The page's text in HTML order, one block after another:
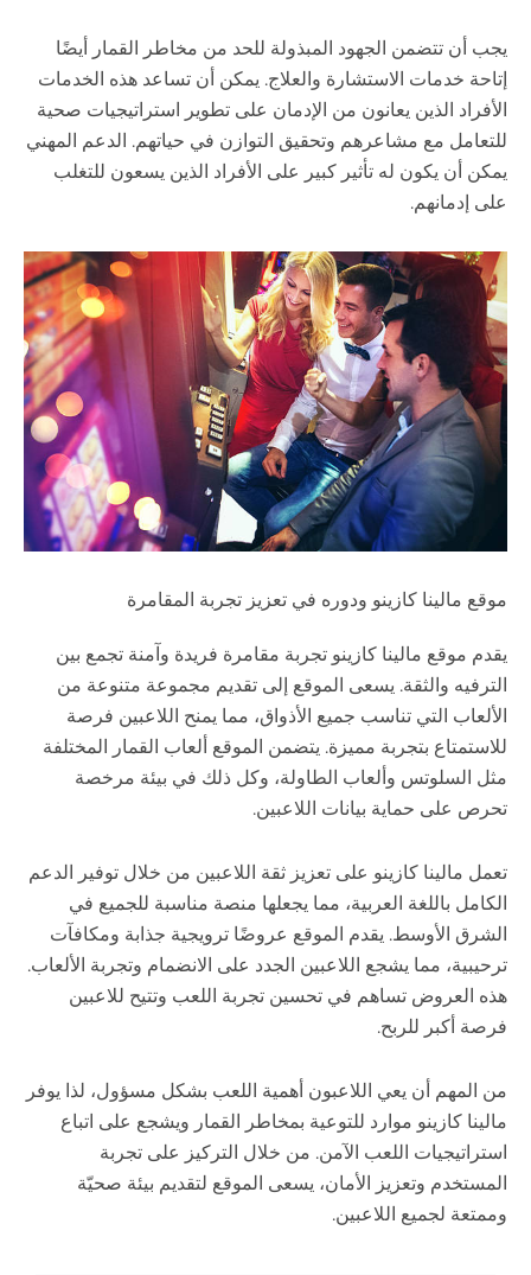
يجب أن تتضمن الجهود المبذولة للحد من مخاطر القمار أيضًا
إتاحة خدمات الاستشارة والعلاج. يمكن أن تساعد هذه الخدمات
الأفراد الذين يعانون من الإدمان على تطوير استراتيجيات صحية
للتعامل مع مشاعرهم وتحقيق التوازن في حياتهم. الدعم المهني
يمكن أن يكون له تأثير كبير على الأفراد الذين يسعون للتغلب
على إدمانهم.
موقع مالينا كازينو ودوره في تعزيز تجربة المقامرة
يقدم موقع مالينا كازينو تجربة مقامرة فريدة وآمنة تجمع بين
الترفيه والثقة. يسعى الموقع إلى تقديم مجموعة متنوعة من
الألعاب التي تناسب جميع الأذواق، مما يمنح اللاعبين فرصة
للاستمتاع بتجربة مميزة. يتضمن الموقع ألعاب القمار المختلفة
مثل السلوتس وألعاب الطاولة، وكل ذلك في بيئة مرخصة
تحرص على حماية بيانات اللاعبين.
تعمل مالينا كازينو على تعزيز ثقة اللاعبين من خلال توفير الدعم
الكامل باللغة العربية، مما يجعلها منصة مناسبة للجميع في
الشرق الأوسط. يقدم الموقع عروضًا ترويجية جذابة ومكافآت
ترحيبية، مما يشجع اللاعبين الجدد على الانضمام وتجربة الألعاب.
هذه العروض تساهم في تحسين تجربة اللعب وتتيح للاعبين
فرصة أكبر للربح.
من المهم أن يعي اللاعبون أهمية اللعب بشكل مسؤول، لذا يوفر
مالينا كازينو موارد للتوعية بمخاطر القمار ويشجع على اتباع
استراتيجيات اللعب الآمن. من خلال التركيز على تجربة
المستخدم وتعزيز الأمان، يسعى الموقع لتقديم بيئة صحيّة
وممتعة لجميع اللاعبين.